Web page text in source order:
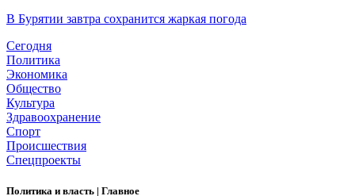
В Бурятии завтра сохранится жаркая погода
Сегодня
Политика
Экономика
Общество
Культура
Здравоохранение
Спорт
Происшествия
Спецпроекты
Политика и власть | Главное